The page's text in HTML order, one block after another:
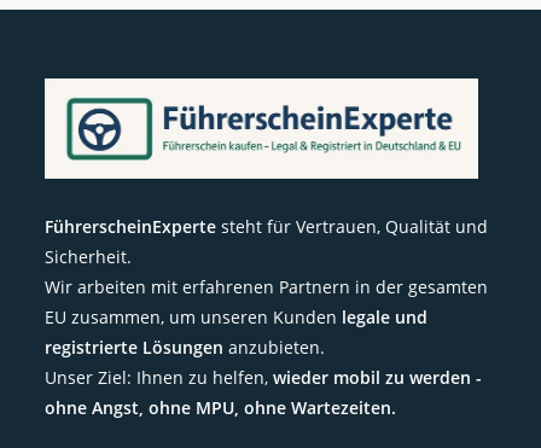
FührerscheinExperte steht für Vertrauen, Qualität und
Sicherheit.
Wir arbeiten mit erfahrenen Partnern in der gesamten
EU zusammen, um unseren Kunden legale und
registrierte Lösungen anzubieten.
Unser Ziel: Ihnen zu helfen,wieder mobil zu werden -
ohne Angst, ohne MPU, ohne Wartezeiten.